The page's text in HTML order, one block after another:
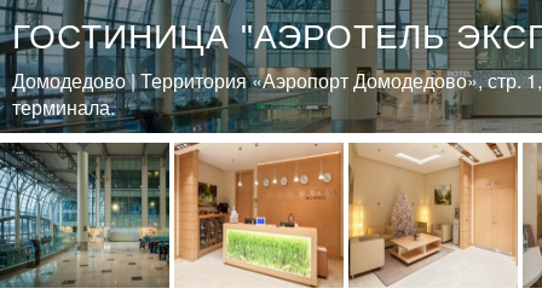
ГОСТИНИЦА "АЭРОТЕЛЬ
Домодедово | Территория «Аэропорт Домодедово», стр.
терминала.